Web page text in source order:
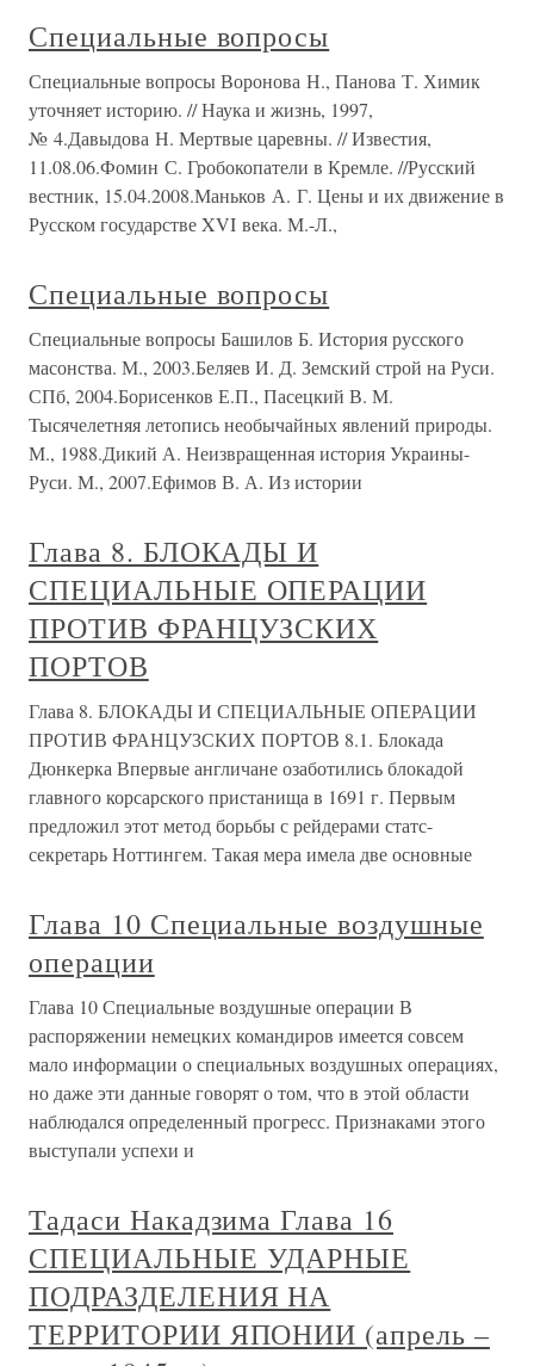
Специальные вопросы
Специальные вопросы Воронова Н., Панова Т. Химик
уточняет историю. // Наука и жизнь, 1997,
№ 4.Давыдова Н. Мертвые царевны. // Известия,
11.08.06.Фомин С. Гробокопатели в Кремле. //Русский
вестник, 15.04.2008.Маньков А. Г. Цены и их движение в
Русском государстве XVI века. М.-Л.,
Специальные вопросы
Специальные вопросы Башилов Б. История русского
масонства. М., 2003.Беляев И. Д. Земский строй на Руси.
СПб, 2004.Борисенков Е.П., Пасецкий В. М.
Тысячелетняя летопись необычайных явлений природы.
М., 1988.Дикий А. Неизвращенная история Украины-
Руси. М., 2007.Ефимов В. А. Из истории
Глава 8. БЛОКАДЫ И
СПЕЦИАЛЬНЫЕ ОПЕРАЦИИ
ПРОТИВ ФРАНЦУЗСКИХ
ПОРТОВ
Глава 8. БЛОКАДЫ И СПЕЦИАЛЬНЫЕ ОПЕРАЦИИ
ПРОТИВ ФРАНЦУЗСКИХ ПОРТОВ 8.1. Блокада
Дюнкерка Впервые англичане озаботились блокадой
главного корсарского пристанища в 1691 г. Первым
предложил этот метод борьбы с рейдерами статс-
секретарь Ноттингем. Такая мера имела две основные
Глава 10 Специальные воздушные
операции
Глава 10 Специальные воздушные операции В
распоряжении немецких командиров имеется совсем
мало информации о специальных воздушных операциях,
но даже эти данные говорят о том, что в этой области
наблюдался определенный прогресс. Признаками этого
выступали успехи и
Тадаси Накадзима Глава 16
СПЕЦИАЛЬНЫЕ УДАРНЫЕ
ПОДРАЗДЕЛЕНИЯ НА
ТЕРРИТОРИИ ЯПОНИИ (апрель –